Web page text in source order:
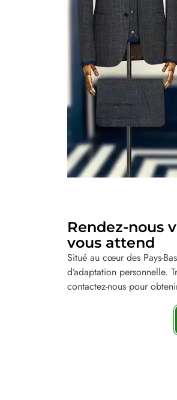
Rendez-nous
vous attend
Situé au cœur des Pays-
d’adaptation personnelle.
contactez-nous pour